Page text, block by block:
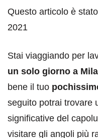
Questo articolo è
2021
Stai viaggiando per
un solo giorno a
bene il tuo
seguito potrai trovare
significative del
visitare gli angoli più